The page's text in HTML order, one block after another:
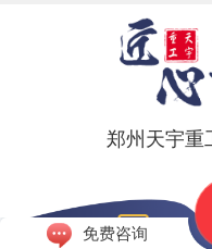
郑州天宇重
免费咨询